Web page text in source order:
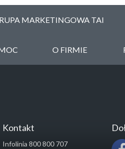
MARKETINGOWA TAI
O FIRMIE
Kontakt
Infolinia 800 800 707